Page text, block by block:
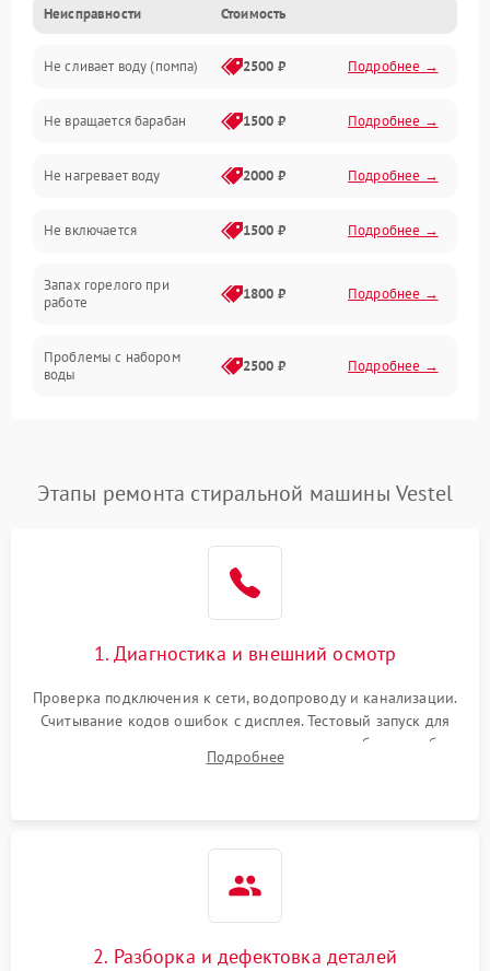
Электропитание
Водоснабжение
Слив
Программное обеспечение
Неисправности Стоимость
Не сливает воду (помпа) 2500 ₽ Подробнее →
Не вращается барабан 1500 ₽ Подробнее →
Не нагревает воду 2000 ₽ Подробнее →
Не включается 1500 ₽ Подробнее →
Запах горелого при
работе
1800 ₽ Подробнее →
Проблемы с набором
воды
2500 ₽ Подробнее →
Замена платы управления Подробнее →
Этапы ремонта стиральной машины Vestel
1. Диагностика и внешний осмотр
Проверка подключения к сети, водопроводу и канализации.
Считывание кодов ошибок с дисплея. Тестовый запуск для
выявления посторонних шумов, протечек или сбоев в работе
электронного модуля управления.
Подробнее
2. Разборка и дефектовка деталей